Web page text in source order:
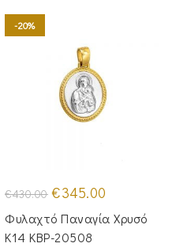
-20%
€430.00 Original
price
was:
€430.00.
€345.00
τιμή
είναι:
Φυλαχτό Παναγία Χρυσό
Κ14 KBP-20508